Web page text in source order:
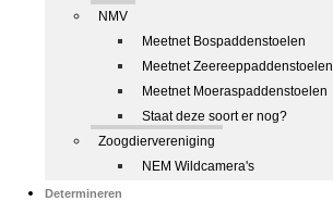
NMV
Meetnet Bospaddenstoelen
Meetnet Zeereeppaddenstoelen
Meetnet Moeraspaddenstoelen
Staat deze soort er nog?
Zoogdiervereniging
NEM Wildcamera's
Determineren